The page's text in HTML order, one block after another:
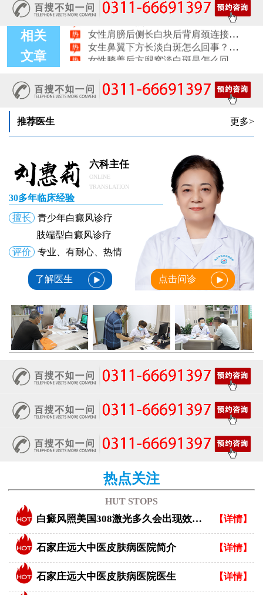
相关
文章
眼角细小白点、眼周浅色斑块，严重吗
女性肩膀后侧长白块后背肩颈连接处发白怎么回事
女生鼻翼下方长淡白斑怎么回事？鼻下皮肤发白原因详解
女性膝盖后方腿窝淡白斑是怎么回事 隐蔽处白斑咨询
女生小腿迎面骨长白斑，腿部正面发白解答
女生手腕外侧长小白斑且日常活动发白，警惕白癜风信号
女生后腰中间长淡色斑腰部正中发白要紧吗
推荐医生 更多>
六科主任
ONLINE
TRANSLATION
30多年临床经验
擅长
青少年白癜风诊疗
肢端型白癜风诊疗
评价
专业、有耐心、热情
了解医生 点击问诊
热点关注
HUT STOPS
白癜风照美国308激光多久会出现效果？ 【详情】
石家庄远大中医皮肤病医院简介 【详情】
石家庄远大中医皮肤病医院医生 【详情】